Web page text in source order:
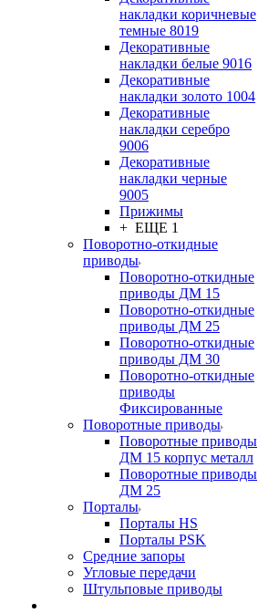
накладки коричневые
темные 8019
Декоративные
накладки белые 9016
Декоративные
накладки золото 1004
Декоративные
накладки серебро
9006
Декоративные
накладки черные
9005
Прижимы
+ ЕЩЕ 1
Поворотно-откидные
приводы
Поворотно-откидные
приводы ДМ 15
Поворотно-откидные
приводы ДМ 25
Поворотно-откидные
приводы ДМ 30
Поворотно-откидные
приводы
Фиксированные
Поворотные приводы
Поворотные приводы
ДМ 15 корпус металл
Поворотные приводы
ДМ 25
Порталы
Порталы HS
Порталы PSK
Средние запоры
Угловые передачи
Штульповые приводы